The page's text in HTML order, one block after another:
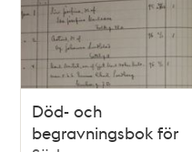
Död- och
begravningsbok för